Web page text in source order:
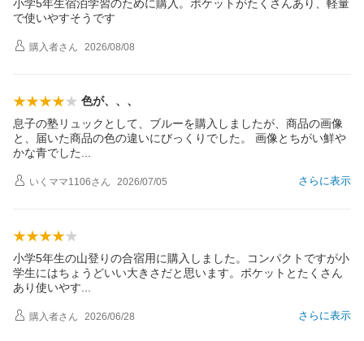
小学5年生宿泊学習のために購入。ポケットがたくさんあり、軽量
で使いやすそうです
購入者さん 2026/08/08
色が、、、
息子の塾リュックとして、ブルーを購入しましたが、商品の画像
と、届いた商品の色の違いにびっくりでした。 画像とちがい鮮や
かな青でした
さらに表示
いくママ1106さん 2026/07/05
小学5年生の山登りの合宿用に購入しました。コンパクトですが小
学生にはちょうどいい大きさだと思います。ポケットとたくさん
あり使いやす
さらに表示
購入者さん 2026/06/28